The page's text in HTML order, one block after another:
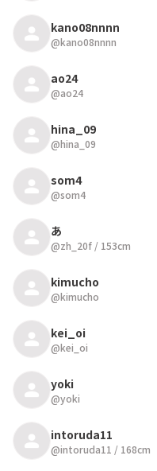
kano08nnnn
@kano08nnnn
ao24
@ao24
hina_09
@hina_09
som4
@som4
あ
@zh_20f / 153cm
kimucho
@kimucho
kei_oi
@kei_oi
yoki
@yoki
intoruda11
@intoruda11 / 168cm